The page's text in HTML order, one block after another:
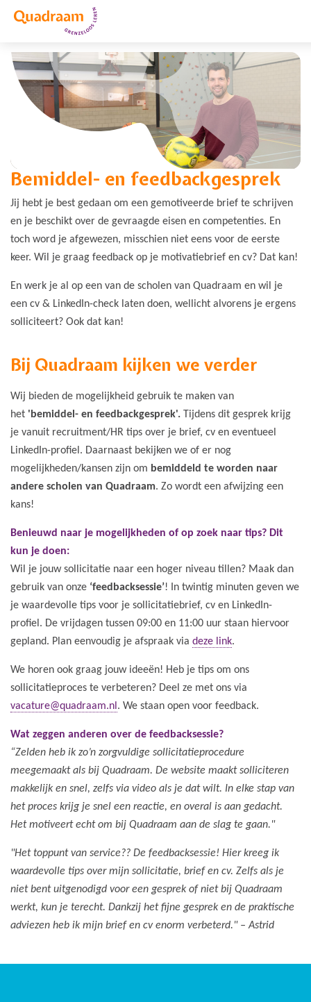
Bemiddel- en feedbackgesprek
Jij hebt je best gedaan om een gemotiveerde brief te schrijven
en je beschikt over de gevraagde eisen en competenties. En
toch word je afgewezen, misschien niet eens voor de eerste
keer. Wil je graag feedback op je motivatiebrief en cv? Dat kan!
En werk je al op een van de scholen van Quadraam en wil je
een cv & LinkedIn-check laten doen, wellicht alvorens je ergens
solliciteert? Ook dat kan!
Bij Quadraam kijken we verder
Wij bieden de mogelijkheid gebruik te maken van
het 'bemiddel- en feedbackgesprek'. Tijdens dit gesprek krijg
je vanuit recruitment/HR tips over je brief, cv en eventueel
LinkedIn-profiel. Daarnaast bekijken we of er nog
mogelijkheden/kansen zijn om bemiddeld te worden naar
andere scholen van Quadraam. Zo wordt een afwijzing een
kans!
Benieuwd naar je mogelijkheden of op zoek naar tips? Dit
kun je doen:
Wil je jouw sollicitatie naar een hoger niveau tillen? Maak dan
gebruik van onze ‘feedbacksessie’! In twintig minuten geven we
je waardevolle tips voor je sollicitatiebrief, cv en LinkedIn-
profiel. De vrijdagen tussen 09:00 en 11:00 uur staan hiervoor
gepland. Plan eenvoudig je afspraak via deze link.
We horen ook graag jouw ideeën! Heb je tips om ons
sollicitatieproces te verbeteren? Deel ze met ons via
vacature@quadraam.nl . We staan open voor feedback.
Wat zeggen anderen over de feedbacksessie?
“Zelden heb ik zo’n zorgvuldige sollicitatieprocedure
meegemaakt als bij Quadraam. De website maakt solliciteren
makkelijk en snel, zelfs via video als je dat wilt. In elke stap van
het proces krijg je snel een reactie, en overal is aan gedacht.
Het motiveert echt om bij Quadraam aan de slag te gaan."
"Het toppunt van service?? De feedbacksessie! Hier kreeg ik
waardevolle tips over mijn sollicitatie, brief en cv. Zelfs als je
niet bent uitgenodigd voor een gesprek of niet bij Quadraam
werkt, kun je terecht. Dankzij het fijne gesprek en de praktische
adviezen heb ik mijn brief en cv enorm verbeterd." – Astrid